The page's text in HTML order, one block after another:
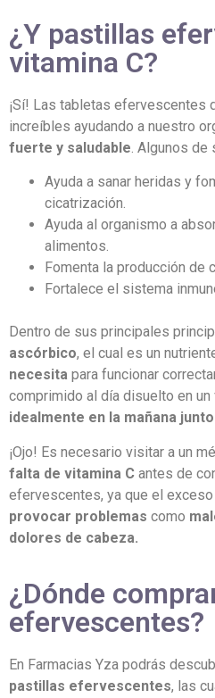
¿Y pastillas
vitamina C?
¡Sí! Las tabletas efervescentes
increíbles ayudando a nuestro
fuerte y saludable. Algunos de
Ayuda a sanar heridas y
cicatrización.
Ayuda al organismo a
alimentos.
Fomenta la producción de
Fortalece el sistema
Dentro de sus principales
ascórbico, el cual es un
necesita para funcionar
comprimido al día disuelto en un
idealmente en la mañana
¡Ojo! Es necesario visitar a un
falta de vitamina C antes de
efervescentes, ya que el
provocar problemas como
dolores de cabeza.
¿Dónde
efervescentes?
En Farmacias Yza podrás
pastillas efervescentes, las